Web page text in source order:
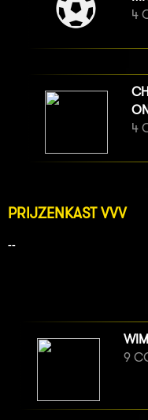
4
4
PRIJZENKAST VVV
--
9